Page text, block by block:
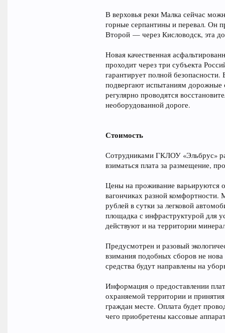
В верховья реки Малка сейчас
горные серпантины и перевал. Он
Второй — через Кисловодск, эта
Новая качественная
проходит через три субъекта
гарантирует полной
подвергают испытаниям дорожные
регулярно проводятся
необорудованной дороге.
Стоимость
Сотрудниками ГКЛОУ «Эльбрус»
взиматься плата за размещение,
Цены на проживание варьируются
вагончиках разной комфортности.
рублей в сутки за легковой
площадка с инфраструктурой для
действуют и на территории
Предусмотрен и разовый
взимания подобных сборов не
средства будут направлены на
Информация о предоставлении
охраняемой территории и
граждан месте. Оплата будет
чего приобретены кассовые